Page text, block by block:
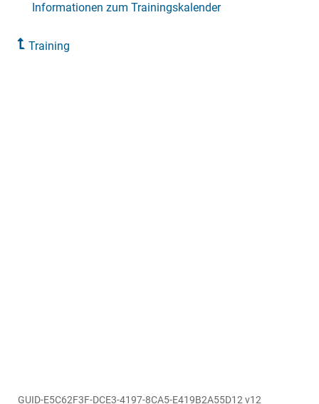
Informationen zum Trainingskalender
Training
GUID-E5C62F3F-DCE3-4197-8CA5-E419B2A55D12 v12